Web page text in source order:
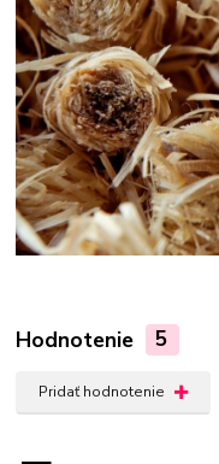
Hodnotenie 5
Pridať hodnotenie